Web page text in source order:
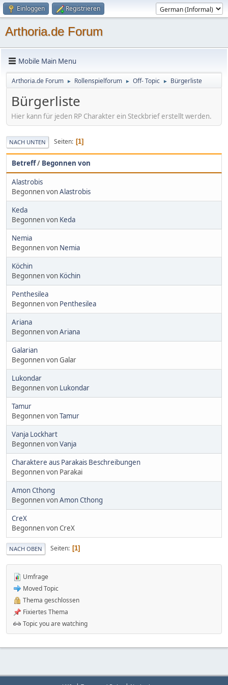
Einloggen Registrieren
Arthoria.de Forum
Mobile Main Menu
Arthoria.de Forum ► Rollenspielforum ► Off- Topic ► Bürgerliste
Bürgerliste
Hier kann für jeden RP Charakter ein Steckbrief erstellt werden.
NACH UNTEN Seiten 1
Betreff/ Begonnen von
Alastrobis
Begonnen vonAlastrobis
Keda
Begonnen von Keda
Nemia
Begonnen von Nemia
Köchin
Begonnen von Köchin
Penthesilea
Begonnen von Penthesilea
Ariana
Begonnen vonAriana
Galarian
Begonnen von Galar
Lukondar
Begonnen von Lukondar
Tamur
Begonnen vonTamur
Vanja Lockhart
Begonnen vonVanja
Charaktere aus Parakais Beschreibungen
Begonnen von Parakai
Amon Cthong
Begonnen vonAmon Cthong
CreX
Begonnen von CreX
NACH OBEN Seiten 1
Umfrage
Moved Topic
Thema geschlossen
Fixiertes Thema
Topic you are watching